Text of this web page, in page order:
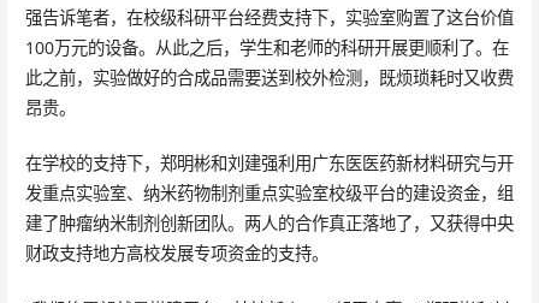
强告诉笔者，在校级科研平台经费支持下，实验室购置了这台价值
100万元的设备。从此之后，学生和老师的科研开展更顺利了。在
此之前，实验做好的合成品需要送到校外检测，既烦琐耗时又收费
昂贵。
在学校的支持下，郑明彬和刘建强利用广东医医药新材料研究与开
发重点实验室、纳米药物制剂重点实验室校级平台的建设资金，组
建了肿瘤纳米制剂创新团队。两人的合作真正落地了，又获得中央
财政支持地方高校发展专项资金的支持。